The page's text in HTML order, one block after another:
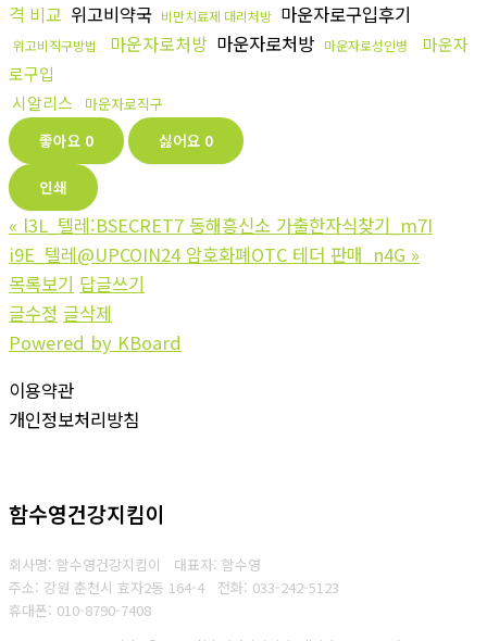
격 비교 위고비약국 비만치료제 대리처방 마운자로구입후기
위고비직구방법 마운자로처방 마운자로처방 마운자로성인병
마운자
로구입
시알리스
마운자로직구
좋아요 0 싫어요 0
인쇄
« l3L_텔레:BSECRET7 동해흥신소 가출한자식찾기_m7I
i9E_텔레@UPCOIN24 암호화폐OTC 테더 판매_n4G »
목록보기 답글쓰기
글수정 글삭제
Powered by KBoard
이용약관
개인정보처리방침
함수영건강지킴이
회사명: 함수영건강지킴이 대표자: 함수영
주소: 강원 춘천시 효자2동 164-4 전화: 033-242-5123
휴대폰: 010-8790-7408